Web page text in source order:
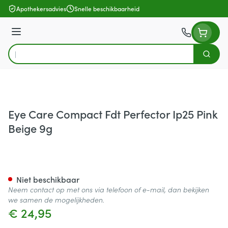
Ga naar de inhoud
Apothekersadvies Snelle beschikbaarheid
Menu
Product, merk, categorie...
Zoek
Eye Care Compact Fdt Perfector Ip25 Pink
Beige 9g
€ 24,95
Niet beschikbaar
Neem contact op met ons via telefoon of e-mail, dan bekijken
we samen de mogelijkheden.